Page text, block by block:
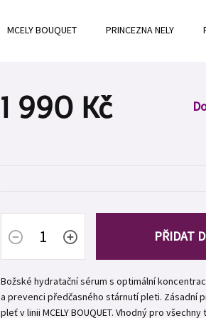
MCELY BOUQUET PRINCEZNA NELY
1 990 Kč
PŘIDAT
Božské hydratační sérum s optimální
a prevenci předčasného stárnutí pleti. Zásadní
pleť v linii MCELY BOUQUET. Vhodný pro